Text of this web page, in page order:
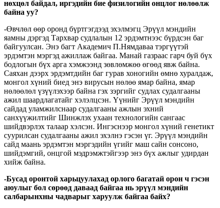
нөхцөл байдал, иргэдийн бие физилогийн онцлог нөлөөлж
байна уу?
-Өвчлөл өөр оронд бүртгэгдээд эхэлмэгц Эрүүл мэндийн
яамны дэргэд Тархвар судлалын 12 эрдэмтнээс бүрдсэн баг
байгуулсан. Энэ багт Академич П.Нямдаваа тэргүүтэй
эрдэмтэн мэргэд ажиллаж байгаа. Манай газраас гарч буй бүх
бодлогын бүх арга хэмжээнд зөвлөмжөө өгөөд явж байна.
Саяхан дээрх эрдэмтдийн баг гурав хоногийн өмнө хуралдаж,
монгол хүний биед энэ вирусын нөлөө ямар байна, ямар
нөлөөлөл үзүүлэхээр байна гэх зэргийг судлах судалгааны
ажил шаардлагатайг хэлэлцсэн. Үүнийг Эрүүл мэндийн
сайдад уламжилснаар судалгааны ажлын эхний
санхүүжилтийг Шинжлэх ухаан технологийн сангаас
шийдвэрлэх талаар хэлсэн. Ингэснээр монгол хүний генетикт
суурилсан судалгааны ажил эхэлнэ гэсэн үг. Эрүүл мэндийн
сайд маань эрдэмтэн мэргэдийн үгийг маш сайн сонсоно,
шийдэмгий, онцгой мэдрэмжтэйгээр энэ бүх ажлыг удирдан
хийж байна.
-Бусад оронтой харьцуулахад орлого багатай орон ч гэсэн
аюулыг бол сөрөөд даваад байгаа нь эрүүл мэндийн
салбарынхны чадварыг харуулж байгаа байх?